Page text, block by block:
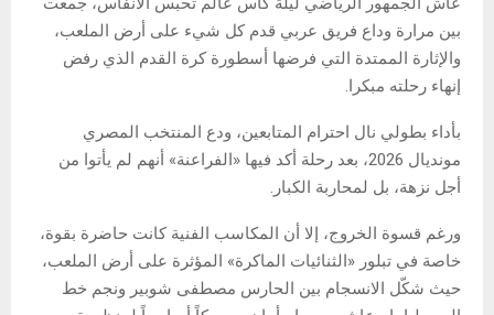
بين مرارة وداع فريق عربي قدم كل شيء على أرض الملعب،
والإثارة الممتدة التي فرضها أسطورة كرة القدم الذي رفض
إنهاء رحلته مبكرا.
بأداء بطولي نال احترام المتابعين، ودع المنتخب المصري
مونديال 2026، بعد رحلة أكد فيها «الفراعنة» أنهم لم يأتوا من
أجل نزهة، بل لمحاربة الكبار.
ورغم قسوة الخروج، إلا أن المكاسب الفنية كانت حاضرة بقوة،
خاصة في تبلور «الثنائيات الماكرة» المؤثرة على أرض الملعب،
حيث شكّل الانسجام بين الحارس مصطفى شوبير ونجم خط